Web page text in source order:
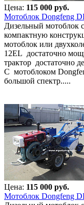
Цена: 115 000 руб.
Мотоблок Dongfeng
Дизельный мотоблок
компактную
мотоблок или
12EL достаточно
трактор достаточно
С мотоблоком
большой спектр.....
Цена: 115 000 руб.
Мотоблок Dongfeng